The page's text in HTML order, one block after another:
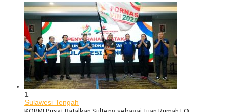
1
Sulawesi Tengah